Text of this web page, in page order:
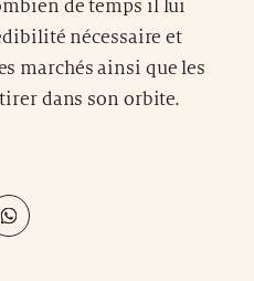
de temps il lui
nécessaire et
marchés ainsi que les
dans son orbite.